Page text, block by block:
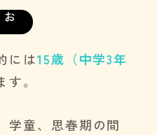
には15歳（中学3年
。
学童、思春期の間